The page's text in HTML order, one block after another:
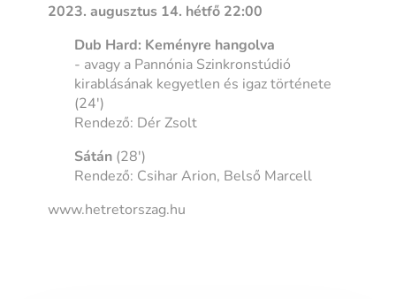
2023. augusztus 14. hétfő 22:00
Dub Hard: Keményre hangolva
- avagy a Pannónia Szinkronstúdió
kirablásának kegyetlen és igaz története
(24')
Rendező: Dér Zsolt
Sátán (28')
Rendező: Csihar Arion, Belső Marcell
www.hetretorszag.hu